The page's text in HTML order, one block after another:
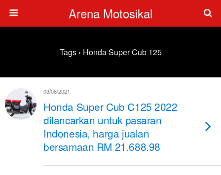
Arena Motosikal
Tags › Honda Super Cub 125
03/08/2021
Honda Super Cub C125 2022
dilancarkan untuk pasaran
Indonesia, harga jualan
bersamaan RM 21,688.98